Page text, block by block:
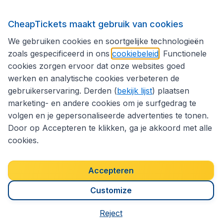
Volg CheapTickets.be
Privacybeleid
Copyright © 2026
CheapTickets maakt gebruik van cookies
We gebruiken cookies en soortgelijke technologieën
zoals gespecificeerd in ons cookiebeleid . Functionele
cookies zorgen ervoor dat onze websites goed
werken en analytische cookies verbeteren de
gebruikerservaring. Derden (bekijk lijst) plaatsen
marketing- en andere cookies om je surfgedrag te
volgen en je gepersonaliseerde advertenties te tonen.
Door op Accepteren te klikken, ga je akkoord met alle
cookies.
Accepteren
Customize
Reject